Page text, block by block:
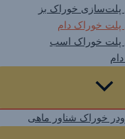
پلت‌سازی خوراک بز
پلت خوراک دام
پلت خوراک اسب
خوراک شناور ماهی